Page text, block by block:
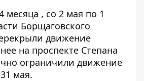
, со 2 мая по 1
Борщаговского
движение
на проспекте Степана
ограничили движение
мая.